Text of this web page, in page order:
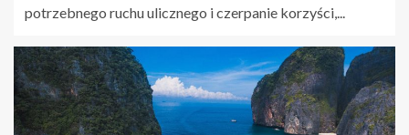
potrzebnego ruchu ulicznego i czerpanie korzyści,...